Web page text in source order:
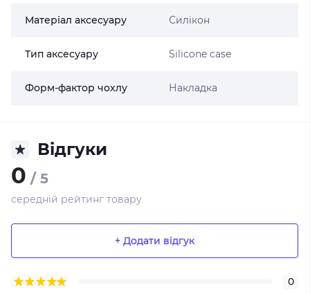
Матеріал аксесуару Силікон
Тип аксесуару Silicone case
Форм-фактор чохлу Накладка
Відгуки
0 / 5
середній рейтинг товару
+ Додати відгук
0